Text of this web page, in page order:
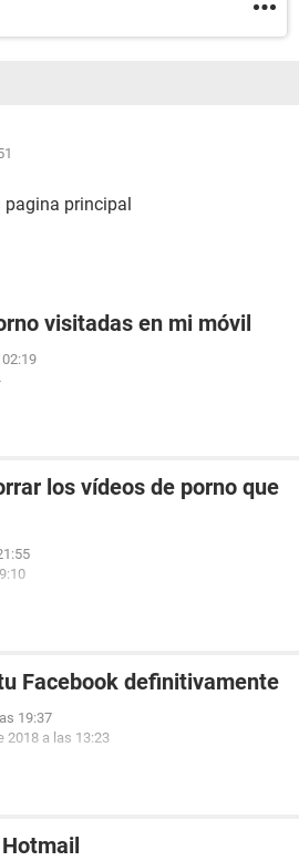
pagina principal
visitadas en mi móvil
los vídeos de porno que
Facebook definitivamente
19:37
2018 a las 13:23